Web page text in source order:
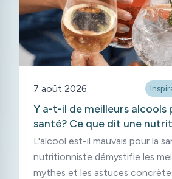
7 août 2026
Y a-t-il de meilleurs alcools
santé? Ce que dit une
L'alcool est-il mauvais pour la
nutritionniste démystifie les
mythes et les astuces